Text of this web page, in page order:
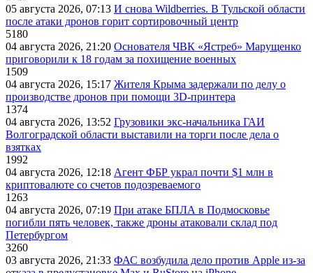
05 августа 2026, 07:13 И снова Wildberries. В Тульской области
после атаки дронов горит сортировочный центр
5180
04 августа 2026, 21:20 Основателя ЧВК «Ястреб» Марущенко
приговорили к 18 годам за похищение военных
1509
04 августа 2026, 15:17 Жителя Крыма задержали по делу о
производстве дронов при помощи 3D‑принтера
1374
04 августа 2026, 13:52 Грузовики экс-начальника ГАИ
Волгоградской области выставили на торги после дела о
взятках
1992
04 августа 2026, 12:18 Агент ФБР украл почти $1 млн в
криптовалюте со счетов подозреваемого
1263
04 августа 2026, 07:19 При атаке БПЛА в Подмосковье
погибли пять человек, также дроны атаковали склад под
Петербургом
3260
03 августа 2026, 21:33 ФАС возбудила дело против Apple из-за